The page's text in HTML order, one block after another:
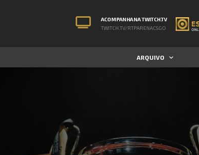
ACOMPANHA NA TWITCH.TV
TWITCH.TV/RTPARENACSGO
ARQUIVO